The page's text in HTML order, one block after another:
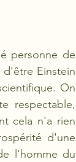
personne de
Einstein
On
respectable,
cela n'a rien
d'une
l'homme du